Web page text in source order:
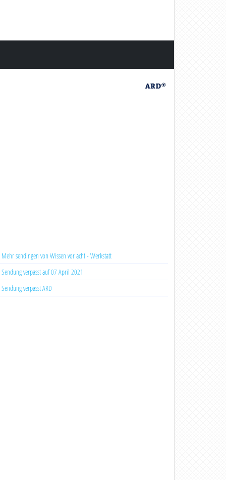
Mehr sendingen von Wissen vor acht - Werkstatt
Sendung verpasst auf 07 April 2021
Sendung verpasst ARD